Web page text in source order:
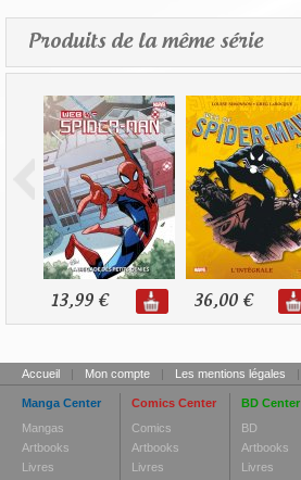
Produits de la même série
13,99 € 36,00 €
Accueil | Mon compte | Les mentions légales |
Manga Center
Mangas
Artbooks
Livres
Comics Center
Comics
Artbooks
Livres
BD Center
BD
Artbooks
Livres